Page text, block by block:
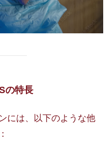
の特長
には、以下のような他